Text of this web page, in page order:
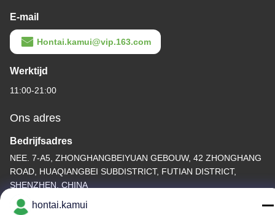
E-mail
Hontai.kamui@vip.163.com
Werktijd
11:00-21:00
Ons adres
Bedrijfsadres
NEE. 7-A5, ZHONGHANGBEIYUAN GEBOUW, 42 ZHONGHANG
ROAD, HUAQIANGBEI SUBDISTRICT, FUTIAN DISTRICT,
SHENZHEN, CHINA
Fabrieksadres
hontai.kamui